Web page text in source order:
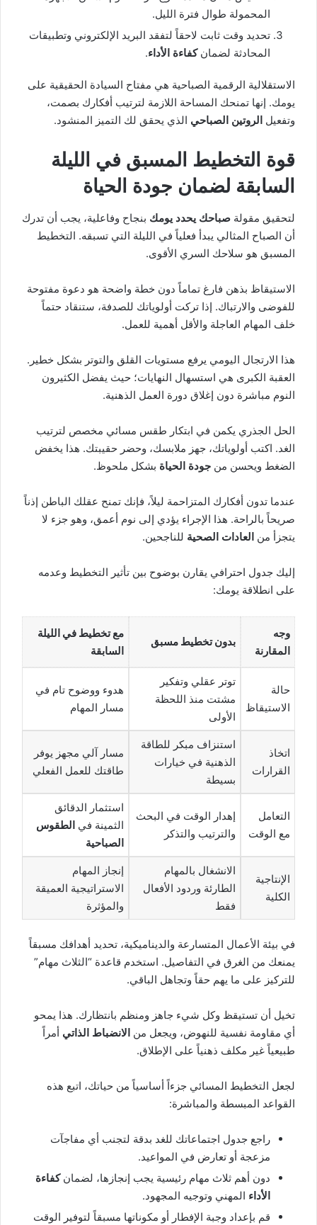
المحمولة طوال فترة الليل.
تحديد وقت ثابت لاحقاً لتفقد البريد الإلكتروني وتطبيقات
المحادثة لضمانكفاءة الأداء.
الاستقلالية الرقمية الصباحية هي مفتاح السيادة الحقيقية على
يومك. إنها تمنحك المساحة اللازمة لترتيب أفكارك بصمت،
وتفعيل الروتين الصباحي الذي يحقق لك التميز المنشود.
قوة التخطيط المسبق في الليلة
السابقة لضمان جودة الحياة
لتحقيق مقولة صباحك يحدد يومك بنجاح وفاعلية، يجب أن تدرك
أن الصباح المثالي يبدأ فعلياً في الليلة التي تسبقه. التخطيط
المسبق هو سلاحك السري الأقوى.
الاستيقاظ بذهن فارغ تماماً دون خطة واضحة هو دعوة مفتوحة
للفوضى والارتباك. إذا تركت أولوياتك للصدفة، ستنقاد حتماً
خلف المهام العاجلة والأقل أهمية للعمل.
هذا الارتجال اليومي يرفع مستويات القلق والتوتر بشكل خطير.
العقبة الكبرى هي استسهال النهايات؛ حيث يفضل الكثيرون
النوم مباشرة دون إغلاق دورة العمل الذهنية.
الحل الجذري يكمن في ابتكار طقس مسائي مخصص لترتيب
الغد. اكتب أولوياتك، جهز ملابسك، وحضر حقيبتك. هذا يخفض
الضغط ويحسن من جودة الحياة بشكل ملحوظ.
عندما تدون أفكارك المتزاحمة ليلاً، فإنك تمنح عقلك الباطن إذناً
صريحاً بالراحة. هذا الإجراء يؤدي إلى نوم أعمق، وهو جزء لا
يتجزأ من العادات الصحية للناجحين.
إليك جدول احترافي يقارن بوضوح بين تأثير التخطيط وعدمه
على انطلاقة يومك:
وجه
المقارنة
بدون تخطيط مسبق
مع تخطيط في الليلة
السابقة
حالة
الاستيقاظ
توتر عقلي وتفكير
مشتت منذ اللحظة
الأولى
هدوء ووضوح تام في
مسار المهام
اتخاذ
القرارات
استنزاف مبكر للطاقة
الذهنية في خيارات
بسيطة
مسار آلي مجهز يوفر
طاقتك للعمل الفعلي
التعامل
مع الوقت
إهدار الوقت في البحث
والترتيب والتذكر
استثمار الدقائق
الثمينة في الطقوس
الصباحية
الإنتاجية
الكلية
الانشغال بالمهام
الطارئة وردود الأفعال
فقط
إنجاز المهام
الاستراتيجية العميقة
والمؤثرة
في بيئة الأعمال المتسارعة والديناميكية، تحديد أهدافك مسبقاً
يمنعك من الغرق في التفاصيل. استخدم قاعدة “الثلاث مهام”
للتركيز على ما يهم حقاً وتجاهل الباقي.
تخيل أن تستيقظ وكل شيء جاهز ومنظم بانتظارك. هذا يمحو
أي مقاومة نفسية للنهوض، ويجعل من الانضباط الذاتي أمراً
طبيعياً غير مكلف ذهنياً على الإطلاق.
لجعل التخطيط المسائي جزءاً أساسياً من حياتك، اتبع هذه
القواعد المبسطة والمباشرة:
راجع جدول اجتماعاتك للغد بدقة لتجنب أي مفاجآت
مزعجة أو تعارض في المواعيد.
دون أهم ثلاث مهام رئيسية يجب إنجازها، لضمانكفاءة
الأداء المهني وتوجيه المجهود.
قم بإعداد وجبة الإفطار أو مكوناتها مسبقاً لتوفير الوقت